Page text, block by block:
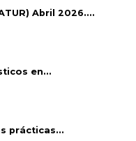
Abril 2026....
en...
prácticas...